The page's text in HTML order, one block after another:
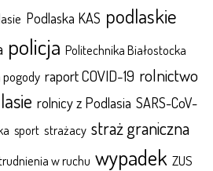
Podlaska KAS podlaskie
policja Politechnika Białostocka
raport COVID-19 rolnictwo
rolnicy z Podlasia SARS-CoV-
sport strażacy straż graniczna
w ruchu wypadek ZUS